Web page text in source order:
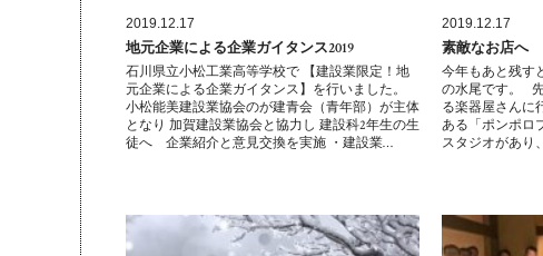
2019.12.17
地元企業による企業ガイタンス2019
石川県立小松工業高等学校で 【建設業限定！地
元企業による企業ガイタンス】を行いました。
小松能美建設業協会のが建青会（青年部）が主体
となり 加賀建設業協会と協力し 建設科2年生の生
徒へ 企業紹介と意見交換を実施 ・建設業…
2019.12.17
素敵なお店へ
今年もあと残す
の水尾です。
る楽器屋さんに
ある「ポンポロ
スタジオがあり